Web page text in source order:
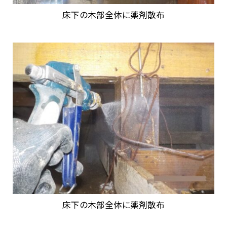
床下の木部全体に薬剤散布
床下の木部全体に薬剤散布